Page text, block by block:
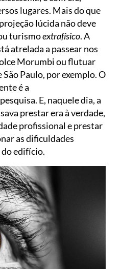
lugares. Mais do que
lúcida não deve
turismoextrafísico. A
atrelada a passear nos
Morumbi ou flutuar
Paulo, por exemplo. O
é a
E, naquele dia, a
prestar era à verdade,
profissional e prestar
as dificuldades
edifício.